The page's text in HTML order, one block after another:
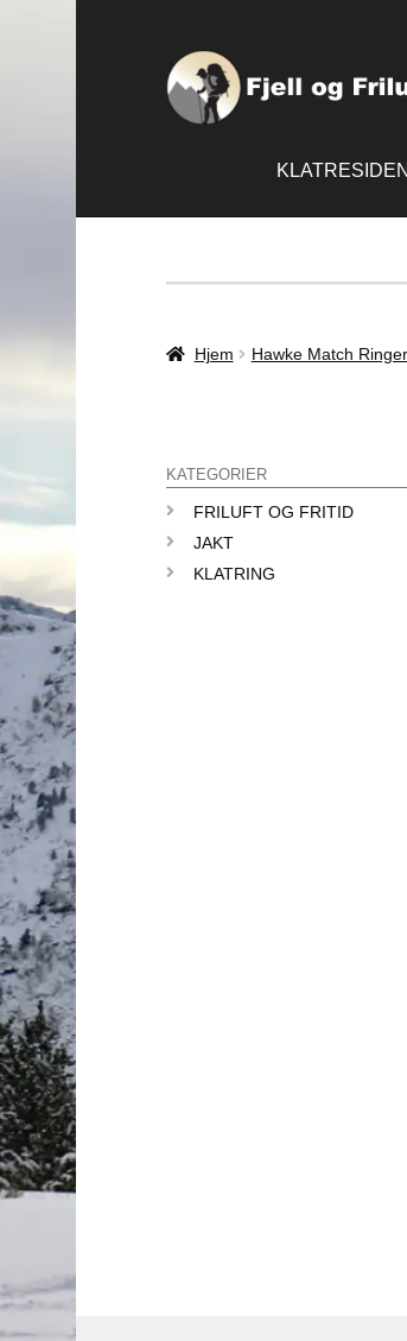
KLATRESIDEN
Hjem Hawke Match
KATEGORIER
FRILUFT OG FRITID
JAKT
KLATRING